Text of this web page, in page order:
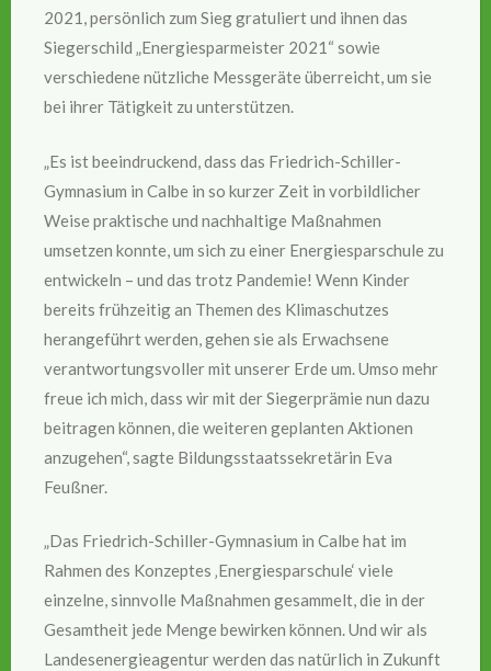
2021, persönlich zum Sieg gratuliert und ihnen das
Siegerschild „Energiesparmeister 2021“ sowie
verschiedene nützliche Messgeräte überreicht, um sie
bei ihrer Tätigkeit zu unterstützen.
„Es ist beeindruckend, dass das Friedrich-Schiller-
Gymnasium in Calbe in so kurzer Zeit in vorbildlicher
Weise praktische und nachhaltige Maßnahmen
umsetzen konnte, um sich zu einer Energiesparschule zu
entwickeln – und das trotz Pandemie! Wenn Kinder
bereits frühzeitig an Themen des Klimaschutzes
herangeführt werden, gehen sie als Erwachsene
verantwortungsvoller mit unserer Erde um. Umso mehr
freue ich mich, dass wir mit der Siegerprämie nun dazu
beitragen können, die weiteren geplanten Aktionen
anzugehen“, sagte Bildungsstaatssekretärin Eva
Feußner.
„Das Friedrich-Schiller-Gymnasium in Calbe hat im
Rahmen des Konzeptes ‚Energiesparschule‘ viele
einzelne, sinnvolle Maßnahmen gesammelt, die in der
Gesamtheit jede Menge bewirken können. Und wir als
Landesenergieagentur werden das natürlich in Zukunft